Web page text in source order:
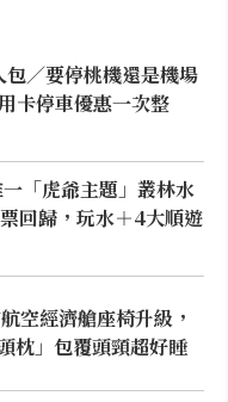
／要停桃機還是機場
卡停車優惠一次整
一「虎爺主題」叢林水
回歸，玩水＋4大順遊
空經濟艙座椅升級，
枕」包覆頭頸超好睡